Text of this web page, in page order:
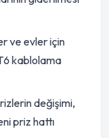
ve evler için
kablolama
değişimi,
priz hattı